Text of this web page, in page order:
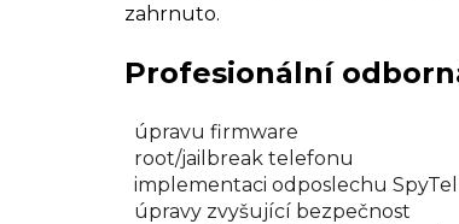
zahrnuto.
Profesionální
úpravu firmware
root/jailbreak telefonu
implementaci odposlechu SpyTel
úpravy zvyšující bezpečnost